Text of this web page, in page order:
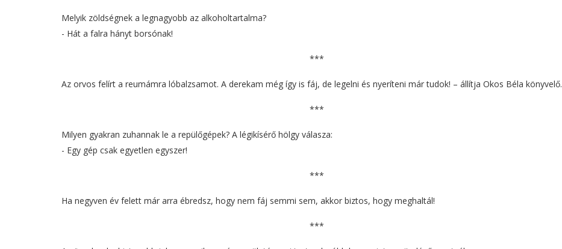
Melyik zöldségnek a legnagyobb az alkoholtartalma?
- Hát a falra hányt borsónak!
***
Az orvos felírt a reumámra lóbalzsamot. A derekam még így is fáj, de legelni és nyeríteni már tudok! – állítja Okos Béla könyvelő.
***
Milyen gyakran zuhannak le a repülőgépek? A légikísérő hölgy válasza:
- Egy gép csak egyetlen egyszer!
***
Ha negyven év felett már arra ébredsz, hogy nem fáj semmi sem, akkor biztos, hogy meghaltál!
***